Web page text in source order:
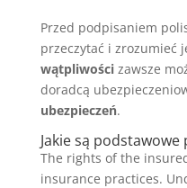
Przed podpisaniem
przeczytać i zrozumieć
wątpliwościzawsze
doradcą
ubezpieczeń.
Jakie są
The rights of the
insurance practices.